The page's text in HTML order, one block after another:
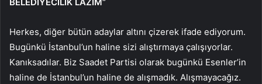
Herkes, diğer bütün adaylar altını çizerek ifade ediyorum.
Bugünkü İstanbul’un haline sizi alıştırmaya çalışıyorlar.
Kanıksadılar. Biz Saadet Partisi olarak bugünkü Esenler’in
haline de İstanbul’un haline de alışmadık. Alışmayacağız.